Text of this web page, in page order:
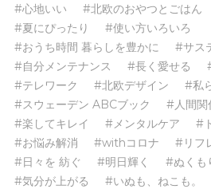
#心地いい
#北欧のおやつとごはん
#夏にぴったり
#使い方いろいろ
#おうち時間 暮らしを豊かに
#サス
#自分メンテナンス
#長く愛せる
#テレワーク
#北欧デザイン
#私
#スウェーデン ABCブック
#人間関
#楽してキレイ
#メンタルケア
#
#お悩み解消
#withコロナ #リフ
#日々を 紡ぐ
#明日輝く #ぬくも
#気分が上がる
#いぬも、ねこも。